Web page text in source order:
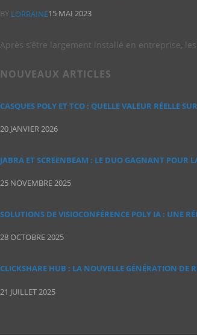
BY LORRAINE15 MAI 2023
Après s’être largement installé en entreprise,
NOUVEAUX ARTICLES
CASQUES POLY ET TCO : QUELLE VALEUR RÉELLE
20 JANVIER 2026
JABRA ET SCREENBEAM : LE DUO GAGNANT POUR
25 NOVEMBRE 2025
SOLUTIONS DE VISIOCONFÉRENCE POLY IA : UNE
28 OCTOBRE 2025
CLICKSHARE HUB : LA NOUVELLE GÉNÉRATION DE
21 JUILLET 2025